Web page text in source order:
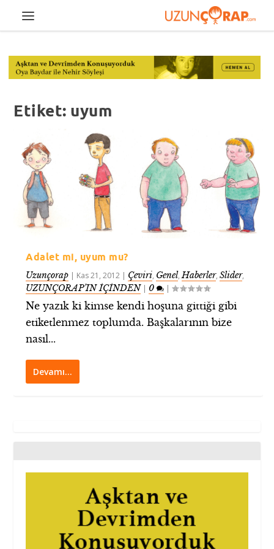
Etiket: uyum
Adalet mi, uyum mu?
Uzunçorap | Kas 21, 2012 | Çeviri, Genel,Haberler,Slider,
UZUNÇORAP’IN İÇİNDEN| 0 |
Ne yazık ki kimse kendi hoşuna gittiği gibi
etiketlenmez toplumda. Başkalarının bize
nasıl...
Devamı…